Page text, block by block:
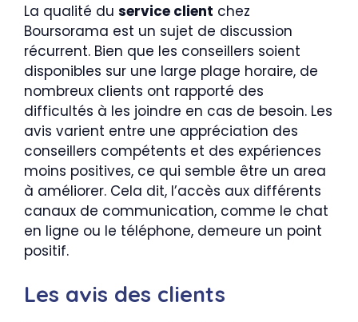
La qualité du service client chez
Boursorama est un sujet de discussion
récurrent. Bien que les conseillers soient
disponibles sur une large plage horaire, de
nombreux clients ont rapporté des
difficultés à les joindre en cas de besoin. Les
avis varient entre une appréciation des
conseillers compétents et des expériences
moins positives, ce qui semble être un area
à améliorer. Cela dit, l’accès aux différents
canaux de communication, comme le chat
en ligne ou le téléphone, demeure un point
positif.
Les avis des clients